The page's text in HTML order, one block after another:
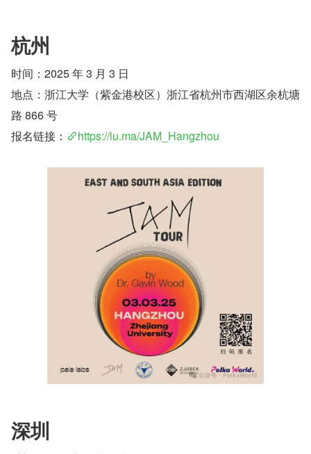
杭州
时间：2025 年 3 月 3 日
地点：浙江大学（紫金港校区）浙江省杭州市西湖区余杭塘
路 866 号
报名链接：
https://lu.ma/JAM_Hangzhou
深圳